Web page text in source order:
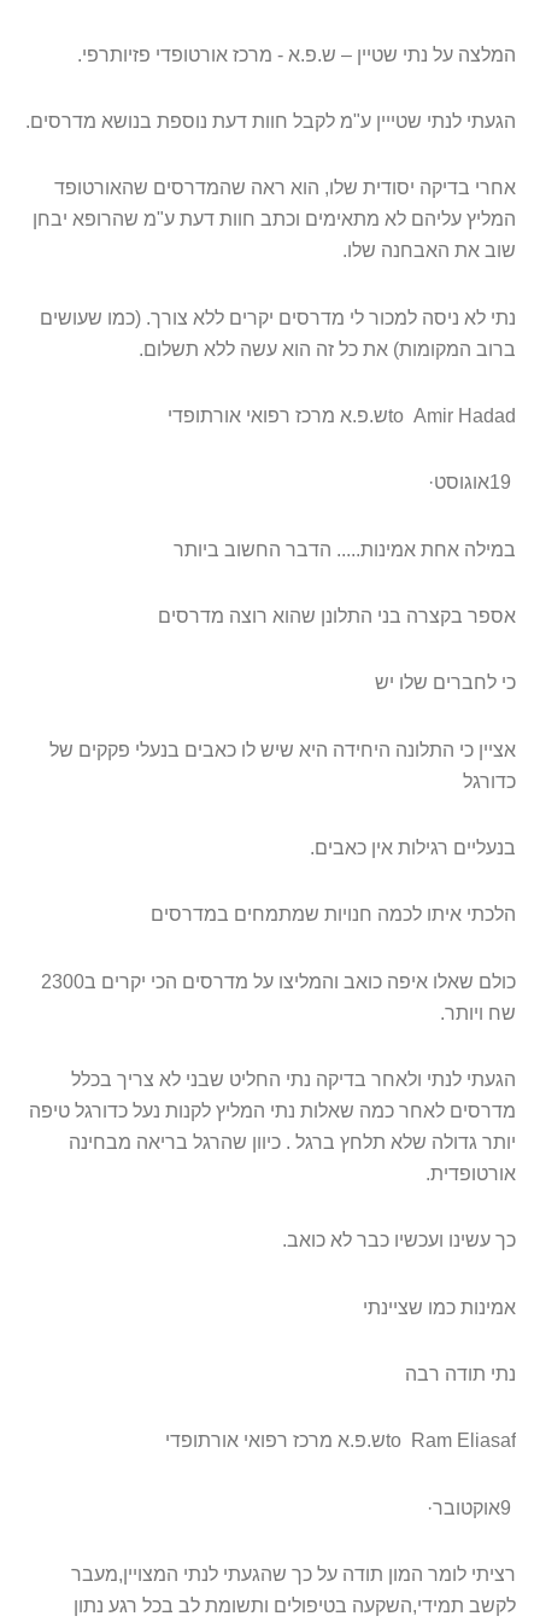
המלצה על נתי שטיין – ש.פ.א - מרכז אורטופדי פזיותרפי.
הגעתי לנתי שטייין ע"מ לקבל חוות דעת נוספת בנושא מדרסים.
אחרי בדיקה יסודית שלו, הוא ראה שהמדרסים שהאורטופד
המליץ עליהם לא מתאימים וכתב חוות דעת ע"מ שהרופא יבחן
שוב את האבחנה שלו.
נתי לא ניסה למכור לי מדרסים יקרים ללא צורך. (כמו שעושים
ברוב המקומות) את כל זה הוא עשה ללא תשלום.
Amir Hadad
toש.פ.א מרכז רפואי אורתופדי
19אוגוסט·
במילה אחת אמינות..... הדבר החשוב ביותר
אספר בקצרה בני התלונן שהוא רוצה מדרסים
כי לחברים שלו יש
אציין כי התלונה היחידה היא שיש לו כאבים בנעלי פקקים של
כדורגל
בנעליים רגילות אין כאבים.
הלכתי איתו לכמה חנויות שמתמחים במדרסים
כולם שאלו איפה כואב והמליצו על מדרסים הכי יקרים ב2300
שח ויותר.
הגעתי לנתי ולאחר בדיקה נתי החליט שבני לא צריך בכלל
מדרסים לאחר כמה שאלות נתי המליץ לקנות נעל כדורגל טיפה
יותר גדולה שלא תלחץ ברגל . כיוון שהרגל בריאה מבחינה
אורטופדית.
כך עשינו ועכשיו כבר לא כואב.
אמינות כמו שציינתי
נתי תודה רבה
Ram Eliasaf
toש.פ.א מרכז רפואי אורתופדי
9אוקטובר·
רציתי לומר המון תודה על כך שהגעתי לנתי המצויין,מעבר
לקשב תמידי,השקעה בטיפולים ותשומת לב בכל רגע נתון